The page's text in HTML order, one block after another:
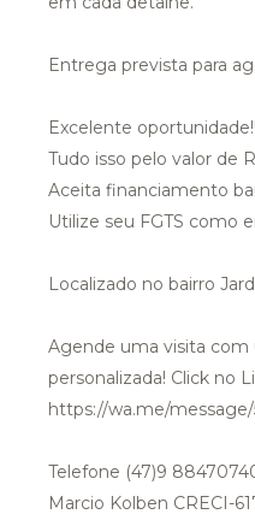
Entrega prevista para
Excelente
Tudo isso pelo valor de
Aceita financiamento
Utilize seu FGTS como
Localizado no bairro
Agende uma visita com
personalizada! Click no
https://wa.me/message/
Telefone (47)9
Marcio Kolben CRECI-